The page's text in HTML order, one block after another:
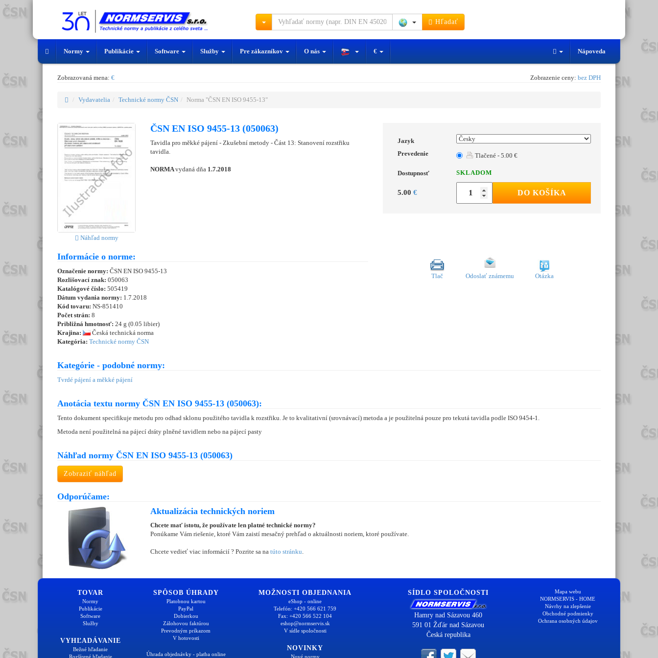
Hľadať
Normy Publikácie Software Služby Pre zákazníkov O nás € Nápoveda
Zobrazovaná mena: € Zobrazenie ceny: bez DPH
Vydavatelia Technické normy ČSN Norma "ČSN EN ISO 9455-13"
Náhľad normy
ČSN EN ISO 9455-13 (050063)
Tavidla pro měkké pájení - Zkušební metody - Část 13: Stanovení rozstřiku
tavidla.
NORMAvydaná dňa 1.7.2018
Jazyk
Prevedenie
Tlačené - 5.00 €
Dostupnosť SKLADOM
5.00 € DO KOŠÍKA
Informácie o norme:
Označenie normy: ČSN EN ISO 9455-13
Rozlišovací znak: 050063
Katalógové číslo: 505419
Dátum vydania normy: 1.7.2018
Kód tovaru: NS-851410
Počet strán: 8
Približná hmotnosť: 24 g (0.05 libier)
Krajina:
Česká technická norma
Kategória: Technické normy ČSN
Tlač Odoslať známemu Otázka
Kategórie - podobné normy:
Tvrdé pájení a měkké pájení
Anotácia textu normy ČSN EN ISO 9455-13 (050063):
Tento dokument specifikuje metodu pro odhad sklonu použitého tavidla k rozstřiku. Je to kvalitativní (srovnávací) metoda a je použitelná pouze pro tekutá tavidla podle ISO 9454-1.
Metoda není použitelná na pájecí dráty plněné tavidlem nebo na pájecí pasty
Náhľad normy ČSN EN ISO 9455-13 (050063)
Zobraziť náhľad
Odporúčame:
Aktualizácia technických noriem
Chcete mať istotu, že používate len platné technické normy?
Ponúkame Vám riešenie, ktoré Vám zaistí mesačný prehľad o aktuálnosti noriem, ktoré používate.
Chcete vedieť viac informácií ? Pozrite sa na túto stránku.
TOVAR
Normy
Publikácie
Software
Služby
VYHĽADÁVANIE
Bežné hľadanie
Rozšírené hľadanie
SPÔSOB ÚHRADY
Platobnou kartou
PayPal
Dobierkou
Zálohovou faktúrou
Prevodným príkazom
V hotovosti
Úhrada objednávky - platba online
MOŽNOSTI OBJEDNANIA
eShop - online
Telefón: +420 566 621 759
Fax: +420 566 522 104
eshop@normservis.sk
V sídle spoločnosti
NOVINKY
Nové normy
SÍDLO SPOLOČNOSTI
Hamry nad Sázavou 460
591 01 Žďár nad Sázavou
Česká republika
Mapa webu
NORMSERVIS - HOME
Návrhy na zlepšenie
Obchodné podmienky
Ochrana osobných údajov